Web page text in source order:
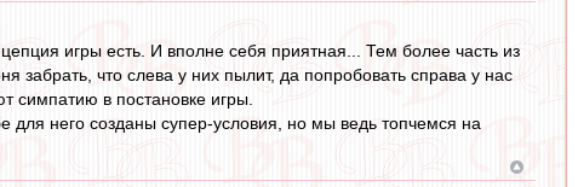
игры есть. И вполне себя приятная... Тем более часть из
забрать, что слева у них пылит, да попробовать справа у нас
симпатию в постановке игры.
для него созданы супер-условия, но мы ведь топчемся на